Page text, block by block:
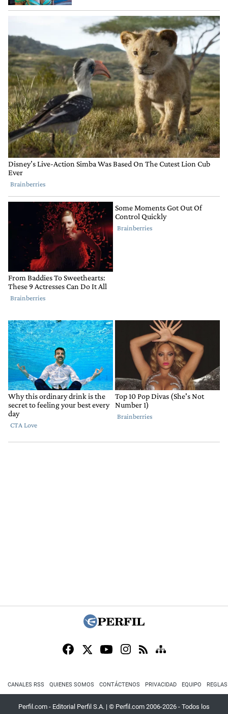
CANALES RSS QUIENES SOMOS CONTÁCTENOS PRIVACIDAD EQUIPO
Perfil.com - Editorial Perfil S.A. | © Perfil.com 2006-2026 - Todos los